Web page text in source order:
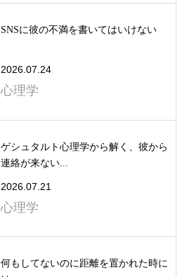
SNSに彼の不満を書いてはいけない
2026.07.24
心理学
ゲシュタルト心理学から解く、彼から
連絡が来ない...
2026.07.21
心理学
何もしてないのに距離を置かれた時に